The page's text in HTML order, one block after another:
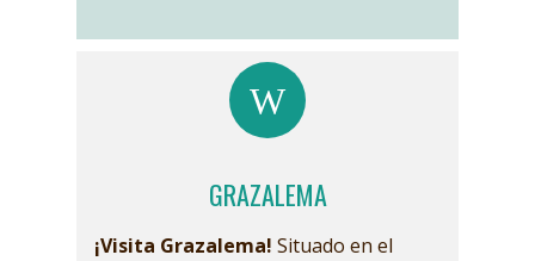
GRAZALEMA
¡Visita Grazalema! Situado en el